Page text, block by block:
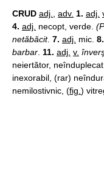
CRUD adj. adv. 1. adj.
4. adj. necopt, verde.
netăbăcit. 7. adj. mic. 8.
barbar 11. adj. v.
neiertător,
inexorabil, (rar)
nemilostivnic, (fig. )